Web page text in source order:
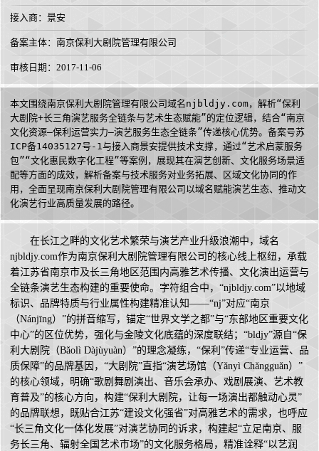
接入商： 景安
备案主体：南京保利大剧院管理有限公司
审核日期：2017-11-06
本文围绕南京保利大剧院管理有限公司域名njbldjy.com，解析“保利
大剧院+长三角演艺服务全链条与艺术生态赋能”的定位逻辑，结合“南京
文化资源—保利运营实力—演艺服务生态全链条”传递核心优势。备案号苏
ICP备14035127号-1与接入商景安提供技术支撑，通过“艺术启蒙服务
包”“文化惠民数字化工程”等案例，展现其在演艺创新、文化服务场景适
配等方面的成效，解析备案与技术服务对业务拓展、区域文化协同的作
用，全面呈现南京保利大剧院管理有限公司以域名赋能演艺生态、推动文
化演艺行业高质量发展的路径。
在长江之畔的文化艺术繁荣与演艺产业升级浪潮中，域名
njbldjy.com作为南京保利大剧院管理有限公司的核心线上枢纽，承载
着江苏省南京市及长三角地区范围内高雅艺术传播、文化演出运营与
全链条演艺生态构建的重要使命。字符组合中，“njbldjy.com”以地域
标识、品牌特质与行业属性构建精准认知——“nj”对应“南京
（Nánjīng）”的拼音缩写，锚定“世界文学之都”与“东部地区重要文化
中心”的区位优势，强化与金陵文化底蕴的深度联结；“bldjy”源自“保
利大剧院（Bǎolì Dàjùyuàn）”的理念凝练，“保利”传递“专业运营、品
质保障”的品牌基因，“大剧院”直指“演艺场馆（Yǎnyì Chǎngguǎn）”
的核心领域，明确“歌剧舞剧演出、音乐会承办、戏剧展演、艺术教
育普及”的核心方向，构建“保利大剧院，让每一场演出都触动心灵”
的品牌联想，既贴合江苏“建设文化强省”对高雅艺术的需求，也呼应
“长三角文化一体化发展”对演艺协同的诉求，构建起“立足南京、服
务长三角、辐射全国艺术市场”的文化服务格局，精准诠释“以艺润